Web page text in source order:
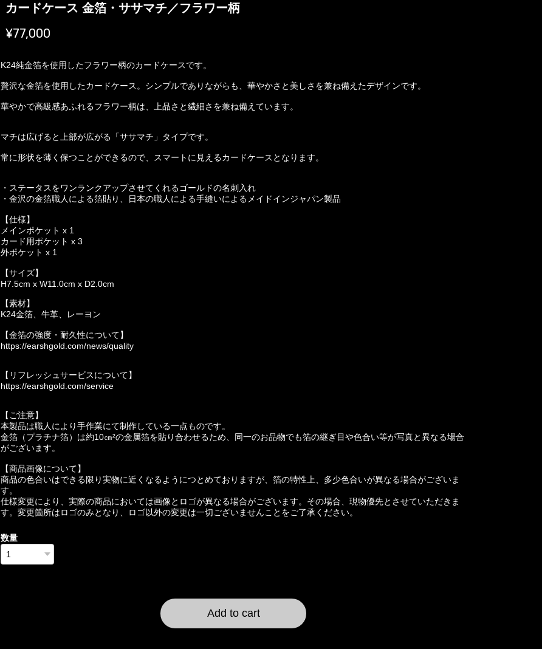
カードケース 金箔・ササマチ／フラワー柄
¥77,000
K24純金箔を使用したフラワー柄のカードケースです。
贅沢な金箔を使用したカードケース。シンプルでありながらも、華やかさと美しさを兼ね備えたデザインです。
華やかで高級感あふれるフラワー柄は、上品さと繊細さを兼ね備えています。
マチは広げると上部が広がる「ササマチ」タイプです。
常に形状を薄く保つことができるので、スマートに見えるカードケースとなります。
・ステータスをワンランクアップさせてくれるゴールドの名刺入れ
・金沢の金箔職人による箔貼り、日本の職人による手縫いによるメイドインジャパン製品
【仕様】
メインポケット x 1
カード用ポケット x 3
外ポケット x 1
【サイズ】
H7.5cm x W11.0cm x D2.0cm
【素材】
K24金箔、牛革、レーヨン
【金箔の強度・耐久性について】
https://earshgold.com/news/quality
【リフレッシュサービスについて】
https://earshgold.com/service
【ご注意】
本製品は職人により手作業にて制作している一点ものです。
金箔（プラチナ箔）は約10㎝²の金属箔を貼り合わせるため、同一のお品物でも箔の継ぎ目や色合い等が写真と異なる場合
がございます。
【商品画像について】
商品の色合いはできる限り実物に近くなるようにつとめておりますが、箔の特性上、多少色合いが異なる場合がございま
す。
仕様変更により、実際の商品においては画像とロゴが異なる場合がございます。その場合、現物優先とさせていただきま
す。変更箇所はロゴのみとなり、ロゴ以外の変更は一切ございませんことをご了承ください。
数量
Add to cart